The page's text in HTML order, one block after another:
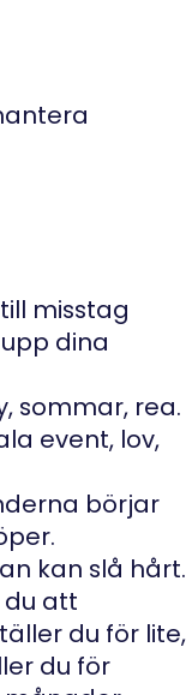
misstag
dina
sommar, rea.
event, lov,
börjar
kan slå hårt.
du att
du för lite,
du för